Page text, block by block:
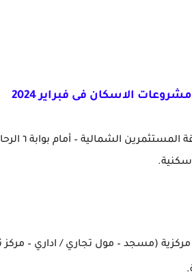
الاسكان فى فبراير 2024
يقع
(مسجد – مول تجاري / اداري – مركز